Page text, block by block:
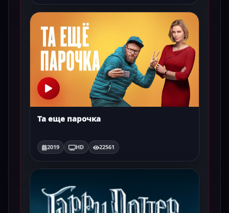
Та еще парочка
2019 HD 22561